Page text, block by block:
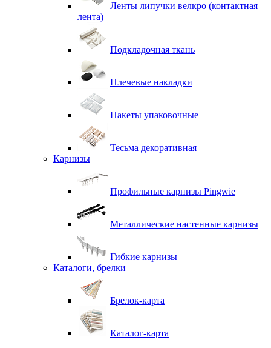
Ленты липучки велкро (контактная
лента)
Подкладочная ткань
Плечевые накладки
Пакеты упаковочные
Тесьма декоративная
Карнизы
Профильные карнизы Pingwie
Металлические настенные карнизы
Гибкие карнизы
Каталоги, брелки
Брелок-карта
Каталог-карта